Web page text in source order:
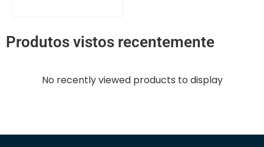
Produtos vistos recentemente
No recently viewed products to display